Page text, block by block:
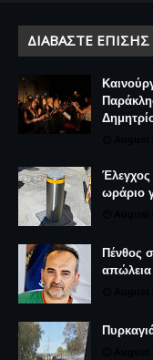
ΔΙΑΒΆΣΤΕ ΕΠΊΣΗΣ
ωράριο
Πένθος